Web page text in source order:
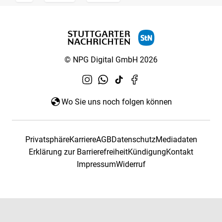
© NPG Digital GmbH 2026
Wo Sie uns noch folgen können
PrivatsphäreKarriereAGBDatenschutzMediadaten
Erklärung zur BarrierefreiheitKündigungKontakt
ImpressumWiderruf